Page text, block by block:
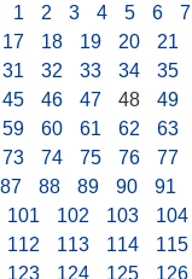
1 2 3 4 5 6 7
17
18 19 20 21
31
32 33 34 35
45
46 47 48 49
59
60 61 62 63
73
74 75 76 77
87
88 89 90 91
101
102 103 104
112
113 114 115
123
124 125 126